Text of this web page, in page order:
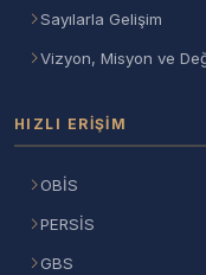
Sayılarla Gelişim
Vizyon, Misyon ve
HIZLI ERIŞIM
OBİS
PERSİS
GBS